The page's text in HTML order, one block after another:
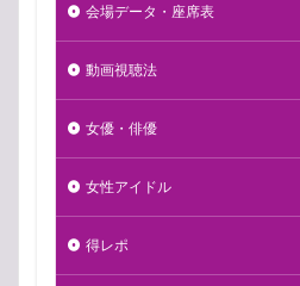
会場データ・座席表
動画視聴法
女優・俳優
女性アイドル
得レポ